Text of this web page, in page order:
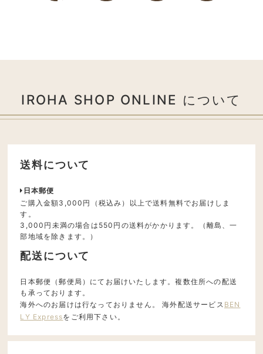
IROHA SHOP ONLINE について
送料について
日本郵便
ご購入金額3,000円（税込み）以上で送料無料でお届けしま
す。
3,000円未満の場合は550円の送料がかかります。（離島、一
部地域を除きます。）
配送について
日本郵便（郵便局）にてお届けいたします。複数住所への配送
も承っております。
海外へのお届けは行なっておりません。 海外配送サービス BEN
LY Expressをご利用下さい。